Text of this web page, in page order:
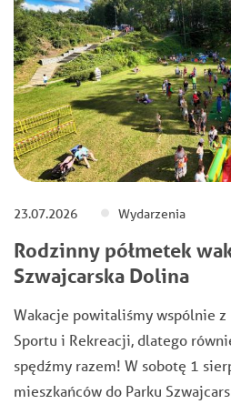
23.07.2026 Wydarzenia
Rodzinny półmetek
Szwajcarska Dolina
Wakacje powitaliśmy wspólnie
Sportu i Rekreacji, dlatego
spędźmy razem! W sobotę 1
mieszkańców do Parku